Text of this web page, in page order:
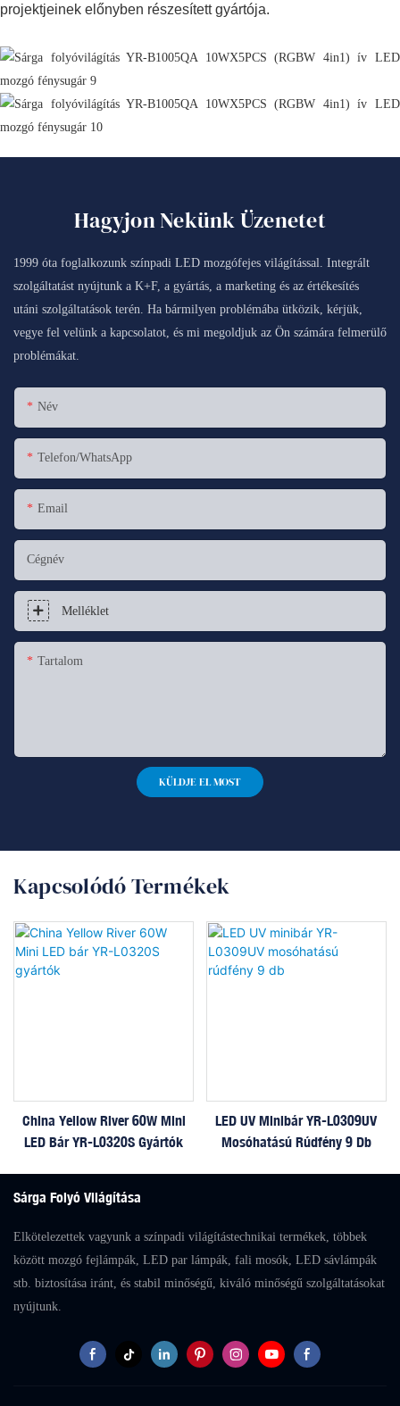
projektjeinek előnyben részesített gyártója.
Hagyjon Nekünk Üzenetet
1999 óta foglalkozunk színpadi LED mozgófejes világítással. Integrált
szolgáltatást nyújtunk a K+F, a gyártás, a marketing és az értékesítés
utáni szolgáltatások terén. Ha bármilyen problémába ütközik, kérjük,
vegye fel velünk a kapcsolatot, és mi megoldjuk az Ön számára felmerülő
problémákat.
Név
Telefon/WhatsApp
Email
Cégnév
Melléklet
Tartalom
KÜLDJE EL MOST
Kapcsolódó Termékek
China Yellow River 60W Mini
LED Bár YR-L0320S Gyártók
LED UV Minibár YR-L0309UV
Mosóhatású Rúdfény 9 Db
Sárga Folyó Világítása
Elkötelezettek vagyunk a színpadi világítástechnikai termékek, többek
között mozgó fejlámpák, LED par lámpák, fali mosók, LED sávlámpák
stb. biztosítása iránt, és stabil minőségű, kiváló minőségű szolgáltatásokat
nyújtunk.